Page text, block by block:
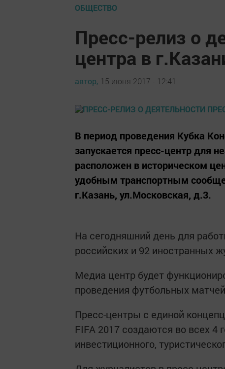
ОБЩЕСТВО
Пресс-релиз о
центра в
автор, 15 июня 2017 - 12:41
В период проведения Кубка
запускается пресс-центр для
расположен в историческом
удобным транспортным
г.Казань, ул.Московская, д.3.
На сегодняшний день для
российских и 92 иностранных
Медиа центр будет
проведения футбольных
Пресс-центры с единой
FIFA 2017 создаются во всех 4
инвестиционного,